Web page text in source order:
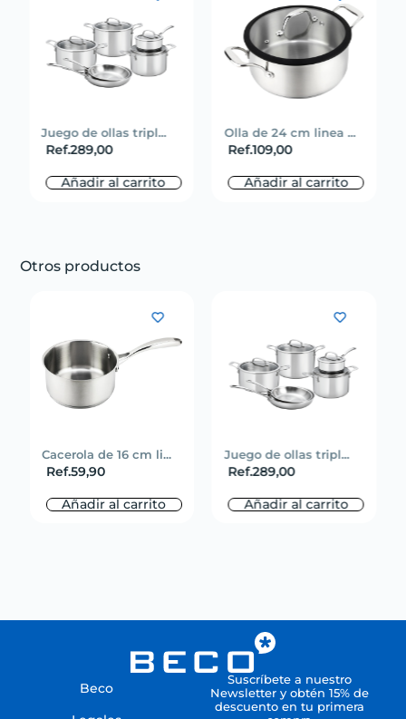
Juego de ollas tripl...
Ref.289,00
Añadir al carrito
Olla de 24 cm linea ...
Ref.109,00
Añadir al carrito
Otros productos
Cacerola de 16 cm li...
Ref.59,90
Añadir al carrito
Juego de ollas tripl...
Ref.289,00
Añadir al carrito
Beco
Suscríbete a nuestro
Newsletter y obtén 15% de
descuento en tu primera